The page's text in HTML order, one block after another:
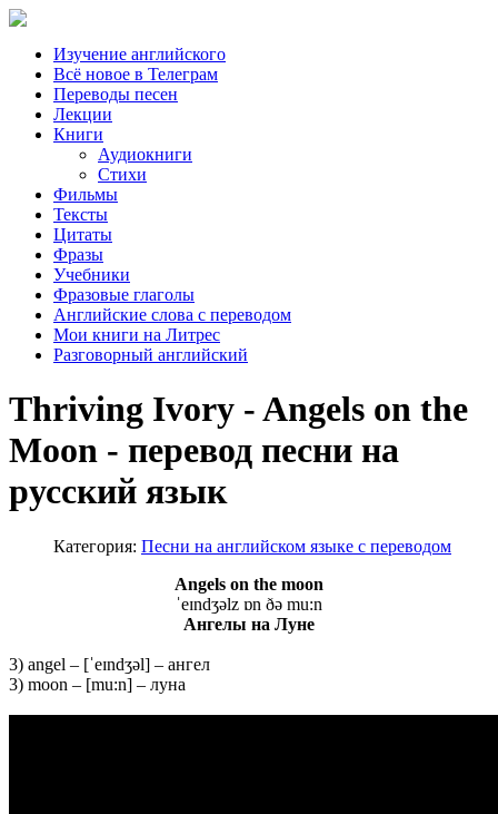
Изучение английского
Всё новое в Телеграм
Переводы песен
Лекции
Книги
Аудиокниги
Стихи
Фильмы
Тексты
Цитаты
Фразы
Учебники
Фразовые глаголы
Английские слова с переводом
Мои книги на Литрес
Разговорный английский
Thriving Ivory - Angels on the
Moon - перевод песни на
русский язык
Категория: Песни на английском языке с переводом
Angels on the moon
ˈeɪndʒəlz ɒn ðə mu:n
Ангелы на Луне
3) angel – [ˈeɪndʒəl] – ангел
3) moon – [mu:n] – луна